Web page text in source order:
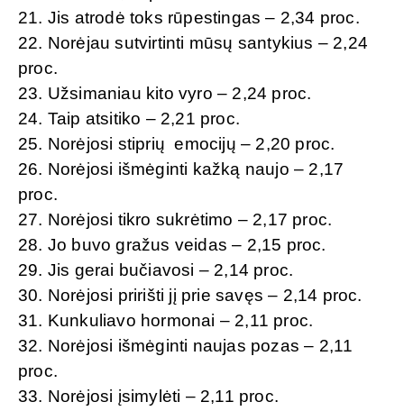
21. Jis atrodė toks rūpestingas – 2,34 proc.
22. Norėjau sutvirtinti mūsų santykius – 2,24
proc.
23. Užsimaniau kito vyro – 2,24 proc.
24. Taip atsitiko – 2,21 proc.
25. Norėjosi stiprių emocijų – 2,20 proc.
26. Norėjosi išmėginti kažką naujo – 2,17
proc.
27. Norėjosi tikro sukrėtimo – 2,17 proc.
28. Jo buvo gražus veidas – 2,15 proc.
29. Jis gerai bučiavosi – 2,14 proc.
30. Norėjosi pririšti jį prie savęs – 2,14 proc.
31. Kunkuliavo hormonai – 2,11 proc.
32. Norėjosi išmėginti naujas pozas – 2,11
proc.
33. Norėjosi įsimylėti – 2,11 proc.